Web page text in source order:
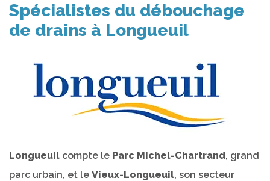
Spécialistes du débouchage
de drains à Longueuil
Longueuil compte le Parc Michel-Chartrand, grand
parc urbain, et le Vieux-Longueuil, son secteur